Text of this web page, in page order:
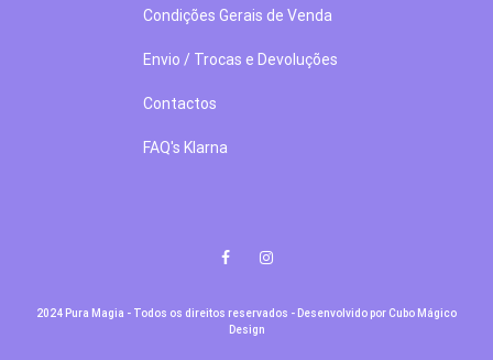
2024 Pura Magia - Todos os direitos reservados - Desenvolvido por Cubo Mágico
Design
Condições Gerais de Venda
Envio / Trocas e Devoluções
Contactos
FAQ's Klarna
FacebookInstagram